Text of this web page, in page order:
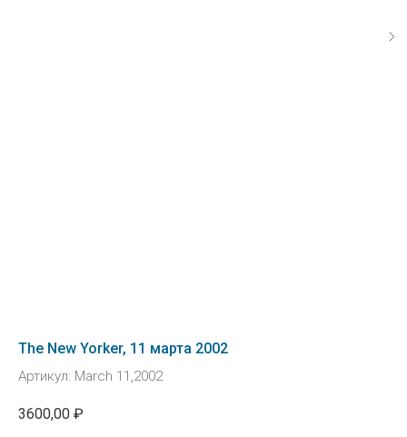
The New Yorker, 11 марта 2002
Артикул: March 11,2002
3600,00 ₽